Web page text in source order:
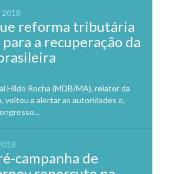
2018
reforma tributária
a recuperação da
Hildo Rocha (MDB/MA), relator da
voltou a alertar as autoridades e,
campanha de